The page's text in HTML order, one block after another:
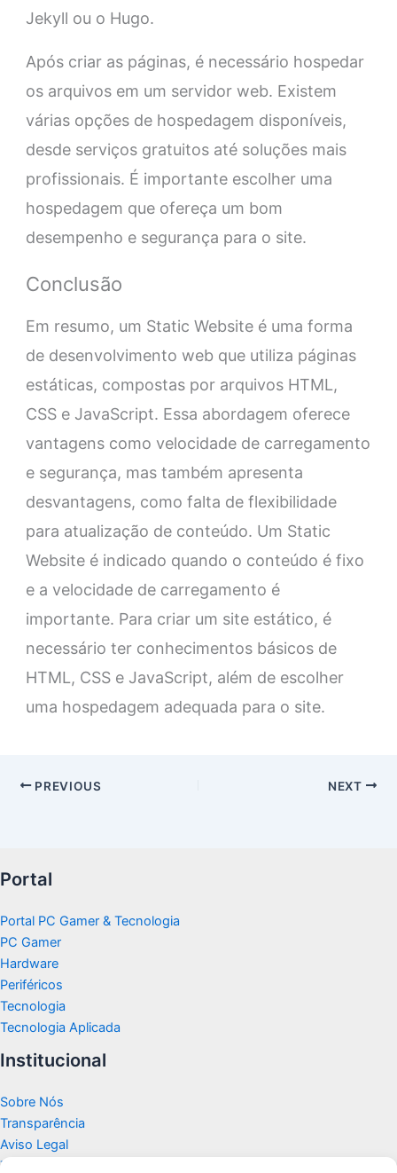
Jekyll ou o Hugo.
Após criar as páginas, é necessário hospedar
os arquivos em um servidor web. Existem
várias opções de hospedagem disponíveis,
desde serviços gratuitos até soluções mais
profissionais. É importante escolher uma
hospedagem que ofereça um bom
desempenho e segurança para o site.
Conclusão
Em resumo, um Static Website é uma forma
de desenvolvimento web que utiliza páginas
estáticas, compostas por arquivos HTML,
CSS e JavaScript. Essa abordagem oferece
vantagens como velocidade de carregamento
e segurança, mas também apresenta
desvantagens, como falta de flexibilidade
para atualização de conteúdo. Um Static
Website é indicado quando o conteúdo é fixo
e a velocidade de carregamento é
importante. Para criar um site estático, é
necessário ter conhecimentos básicos de
HTML, CSS e JavaScript, além de escolher
uma hospedagem adequada para o site.
PREVIOUS NEXT
Portal
Portal PC Gamer & Tecnologia
PC Gamer
Hardware
Periféricos
Tecnologia
Tecnologia Aplicada
Institucional
Sobre Nós
Transparência
Aviso Legal
Termos de Uso